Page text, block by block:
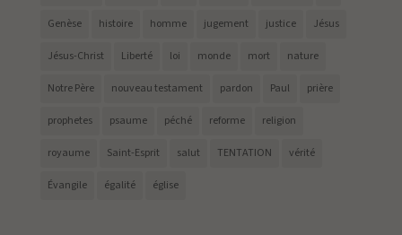
Genèse histoire homme jugement justice Jésus
Jésus-Christ Liberté loi monde mort nature
Notre Père nouveau testament pardon Paul prière
prophetes psaume péché reforme religion
royaume Saint-Esprit salut TENTATION vérité
Évangile égalité église